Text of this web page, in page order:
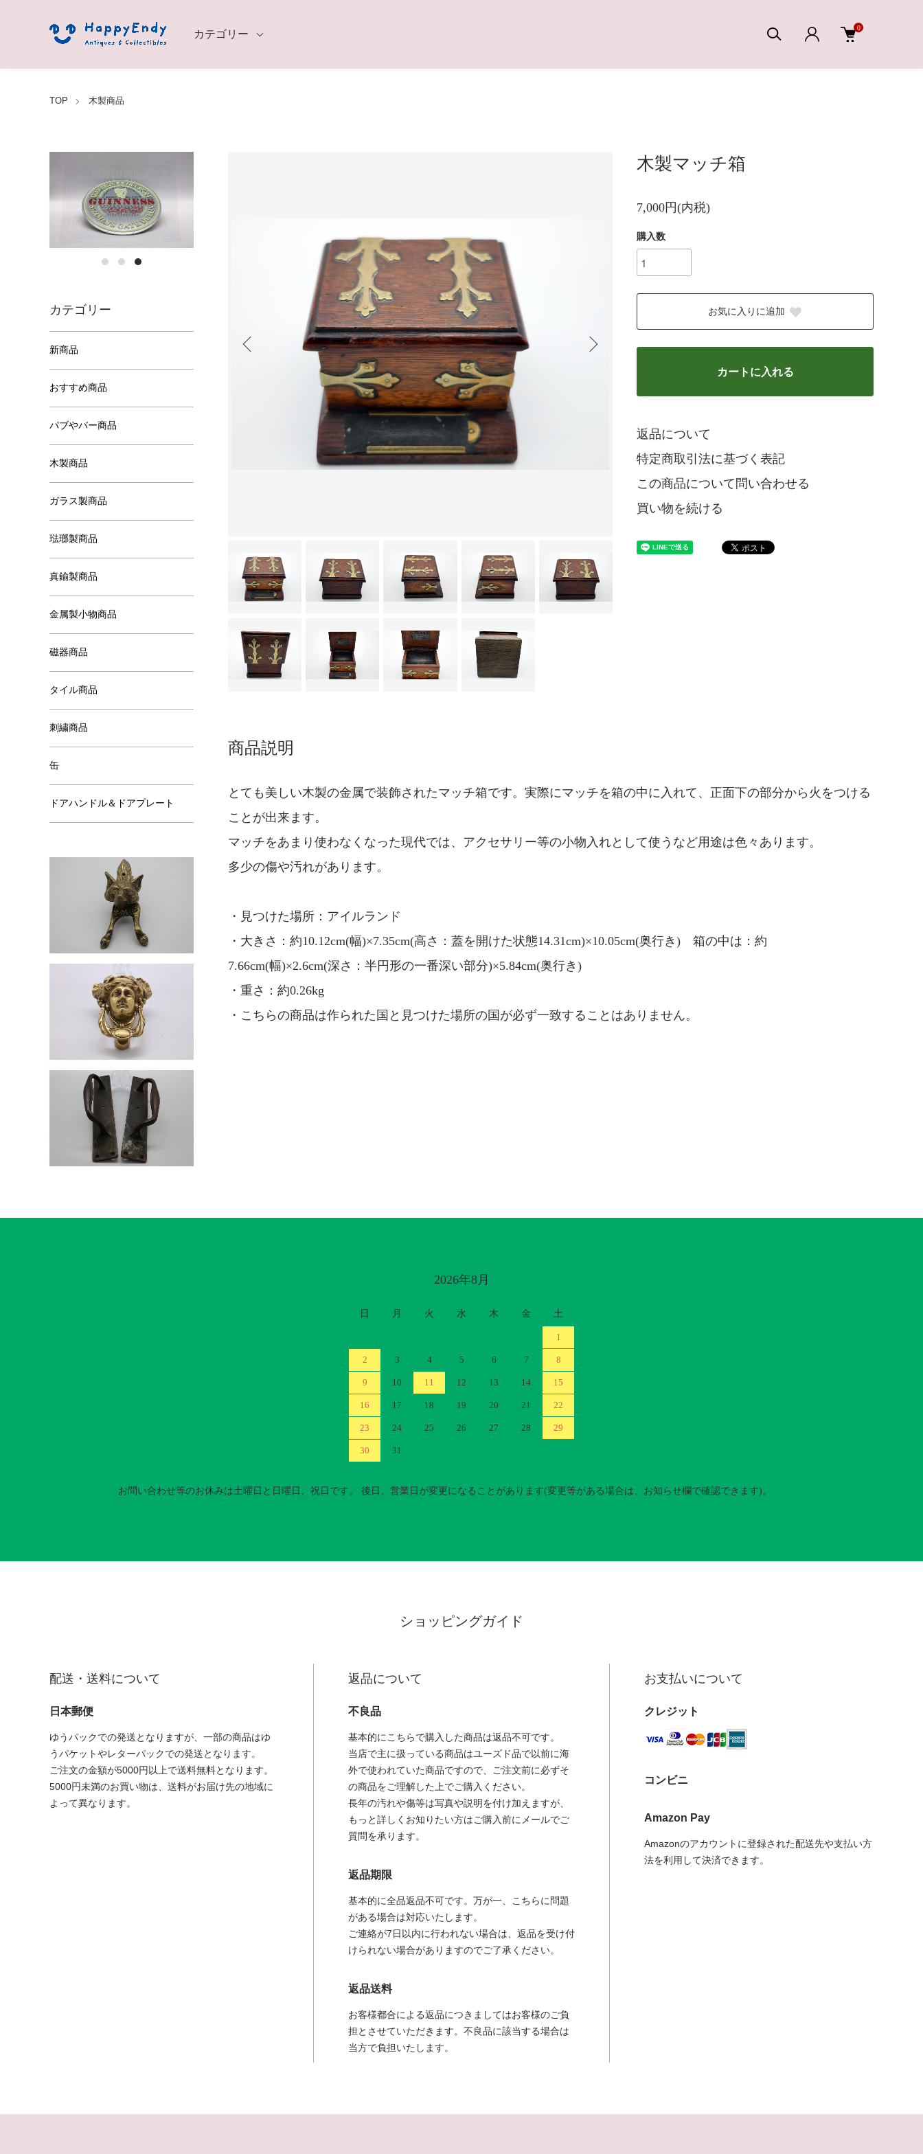
カテゴリー
0
TOP 木製商品
木製マッチ箱
7,000円(内税)
購入数
お気に入りに追加
カートに入れる
返品について
特定商取引法に基づく表記
この商品について問い合わせる
買い物を続ける
商品説明
とても美しい木製の金属で装飾されたマッチ箱です。実際にマッチを箱の中に入れて、正面下の部分から火をつける
ことが出来ます。
マッチをあまり使わなくなった現代では、アクセサリー等の小物入れとして使うなど用途は色々あります。
多少の傷や汚れがあります。
・見つけた場所：アイルランド
・大きさ：約10.12cm(幅)×7.35cm(高さ：蓋を開けた状態14.31cm)×10.05cm(奥行き) 箱の中は：約
7.66cm(幅)×2.6cm(深さ：半円形の一番深い部分)×5.84cm(奥行き)
・重さ：約0.26kg
・こちらの商品は作られた国と見つけた場所の国が必ず一致することはありません。
カテゴリー
新商品
おすすめ商品
パブやバー商品
木製商品
ガラス製商品
琺瑯製商品
真鍮製商品
金属製小物商品
磁器商品
タイル商品
刺繍商品
缶
ドアハンドル＆ドアプレート
2026年8月
日 月 火 水 木 金 土
1
2 3 4 5 6 7 8
9 10 11 12 13 14 15
16 17 18 19 20 21 22
23 24 25 26 27 28 29
30 31
お問い合わせ等のお休みは土曜日と日曜日、祝日です。 後日、営業日が変更になることがあります(変更等がある場合は、お知らせ欄で確認できます)。
ショッピングガイド
配送・送料について
日本郵便
ゆうパックでの発送となりますが、一部の商品はゆ
うパケットやレターパックでの発送となります。
ご注文の金額が5000円以上で送料無料となります。
5000円未満のお買い物は、送料がお届け先の地域に
よって異なります。
返品について
不良品
基本的にこちらで購入した商品は返品不可です。
当店で主に扱っている商品はユーズド品で以前に海
外で使われていた商品ですので、ご注文前に必ずそ
の商品をご理解した上でご購入ください。
長年の汚れや傷等は写真や説明を付け加えますが、
もっと詳しくお知りたい方はご購入前にメールでご
質問を承ります。
返品期限
基本的に全品返品不可です。万が一、こちらに問題
がある場合は対応いたします。
ご連絡が7日以内に行われない場合は、返品を受け付
けられない場合がありますのでご了承ください。
返品送料
お客様都合による返品につきましてはお客様のご負
担とさせていただきます。不良品に該当する場合は
当方で負担いたします。
お支払いについて
クレジット
コンビニ
Amazon Pay
Amazonのアカウントに登録された配送先や支払い方
法を利用して決済できます。